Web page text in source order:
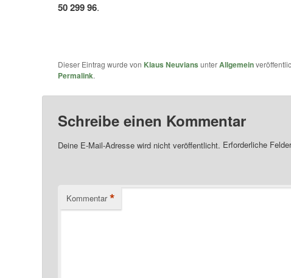
50 299 96.
Dieser Eintrag wurde von Klaus Neuvians unterAllgemein
Permalink.
Schreibe einen Kommentar
Deine E-Mail-Adresse wird nicht veröffentlicht. Erforderliche
Kommentar *